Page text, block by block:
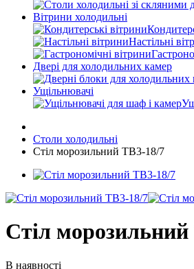
Вітрини холодильні
Настільні
Двері для холодильних камер
Ущільнювачі
Столи холодильні
Стіл морозильний TB3-18/7
Стіл
В наявності